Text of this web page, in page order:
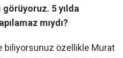
görüyoruz. 5 yılda
mıydı?
biliyorsunuz özellikle Murat